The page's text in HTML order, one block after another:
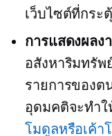
เว็บไซต์ที่กระ
การแสดงผลง
อสังหาริมทรัพ
รายการของต
อุดมคติจะทำใ
โมดูลหรือเค้า